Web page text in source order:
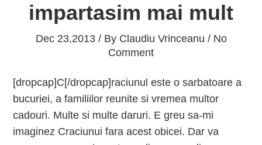
impartasim mai mult
Dec 23,2013 / By Claudiu Vrinceanu / No
Comment
[dropcap]C[/dropcap]raciunul este o sarbatoare a
bucuriei, a familiilor reunite si vremea multor
cadouri. Multe si multe daruri. E greu sa-mi
imaginez Craciunui fara acest obicei. Dar va